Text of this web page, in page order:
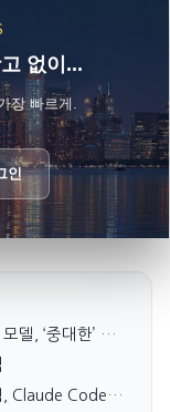
없이...
장 빠르게.
인
델, ‘중대한’ 해
, Claude Code